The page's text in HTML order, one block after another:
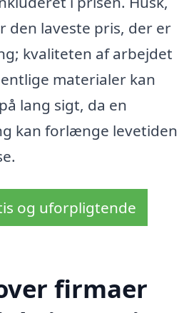
den laveste pris, der er
kvaliteten af arbejdet
materialer kan
lang sigt, da en
kan forlænge levetiden
og uforpligtende
firmaer